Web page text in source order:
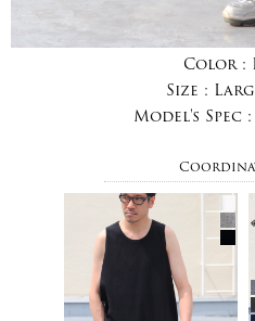
Color :
Size :
Model's Spec :